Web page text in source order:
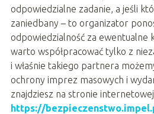
odpowiedzialne zadanie, a jeśli
zaniedbany – to organizator
odpowiedzialność za ewentualne
warto współpracować tylko z
i właśnie takiego partnera
ochrony imprez masowych i
znajdziesz na stronie internetowej
https://